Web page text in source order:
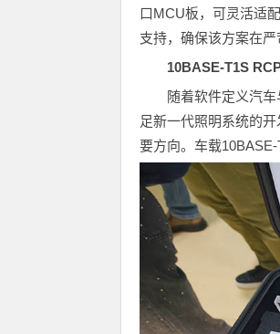
口MCU板，可灵活适
支持，确保该方案在
10BASE-T1S
随着软件定义汽
足新一代照明系统的
要方向。车载